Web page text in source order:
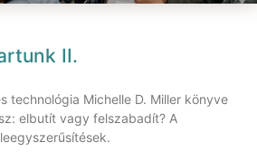
II.
technológia Michelle D. Miller könyve
elbutít vagy felszabadít? A